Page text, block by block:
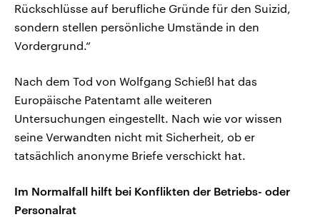
Rückschlüsse auf berufliche Gründe für den Suizid,
sondern stellen persönliche Umstände in den
Vordergrund.“
Nach dem Tod von Wolfgang Schießl hat das
Europäische Patentamt alle weiteren
Untersuchungen eingestellt. Nach wie vor wissen
seine Verwandten nicht mit Sicherheit, ob er
tatsächlich anonyme Briefe verschickt hat.
Im Normalfall hilft bei Konflikten der Betriebs- oder
Personalrat